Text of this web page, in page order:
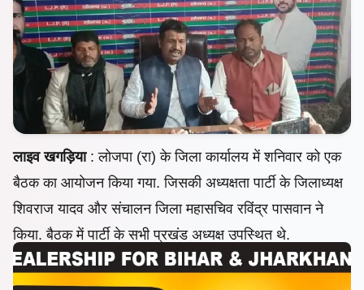
लाइव खगड़िया: लोजपा (रा) के जिला कार्यालय में शनिवार को एक
बैठक का आयोजन किया गया. जिसकी अध्यक्षता पार्टी के जिलाध्यक्ष
शिवराज यादव और संचालन जिला महासचिव रविंद्र पासवान ने
किया. बैठक में पार्टी के सभी प्रखंड अध्यक्ष उपस्थित थे.